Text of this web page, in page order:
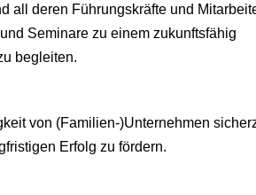
all deren Führungskräfte und
Seminare zu einem zukunftsfähig
begleiten.
von (Familien-)Unternehmen
Erfolg zu fördern.